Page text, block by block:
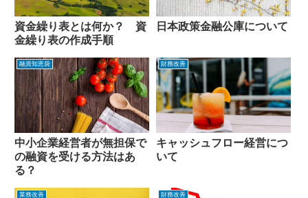
資金繰り表とは何か？ 資
金繰り表の作成手順
日本政策金融公庫について
融資知恵袋
中小企業経営者が無担保で
の融資を受ける方法はあ
る？
財務改善
キャッシュフロー経営につ
いて
業務改善 財務改善